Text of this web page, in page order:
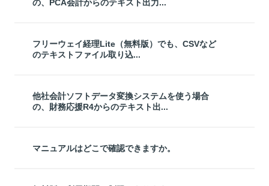
の、PCA会計からのテキスト出力...
フリーウェイ経理Lite（無料版）でも、CSVなど
のテキストファイル取り込...
他社会計ソフトデータ変換システムを使う場合
の、財務応援R4からのテキスト出...
マニュアルはどこで確認できますか。